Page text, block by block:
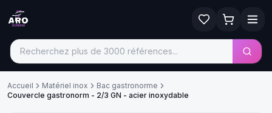
Accueil Matériel inox
Bac gastronorme
Couvercle gastronorm - 2/3 GN - acier inoxydable